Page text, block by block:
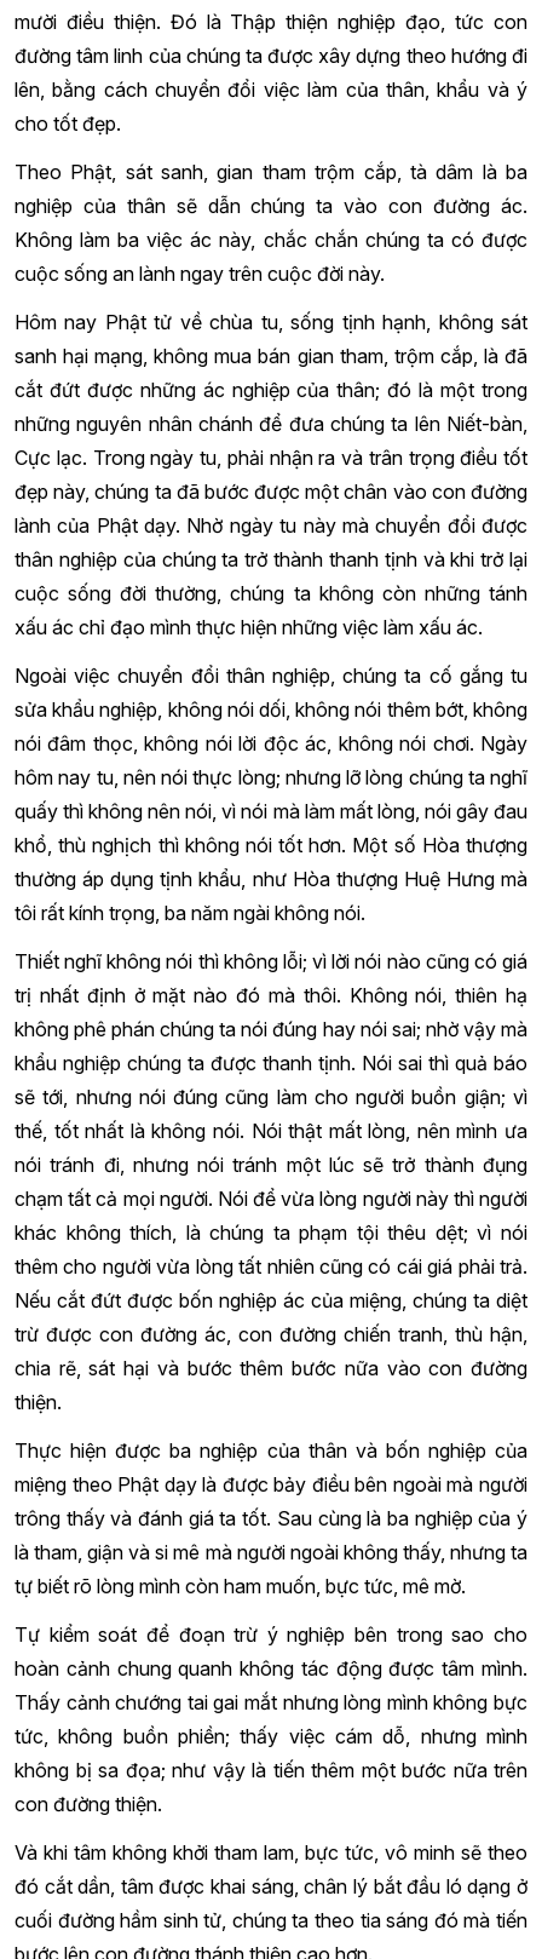
mười điều thiện. Đó là Thập thiện nghiệp đạo, tức con
đường tâm linh của chúng ta được xây dựng theo hướng đi
lên, bằng cách chuyển đổi việc làm của thân, khẩu và ý
cho tốt đẹp.
Theo Phật, sát sanh, gian tham trộm cắp, tà dâm là ba
nghiệp của thân sẽ dẫn chúng ta vào con đường ác.
Không làm ba việc ác này, chắc chắn chúng ta có được
cuộc sống an lành ngay trên cuộc đời này.
Hôm nay Phật tử về chùa tu, sống tịnh hạnh, không sát
sanh hại mạng, không mua bán gian tham, trộm cắp, là đã
cắt đứt được những ác nghiệp của thân; đó là một trong
những nguyên nhân chánh để đưa chúng ta lên Niết-bàn,
Cực lạc. Trong ngày tu, phải nhận ra và trân trọng điều tốt
đẹp này, chúng ta đã bước được một chân vào con đường
lành của Phật dạy. Nhờ ngày tu này mà chuyển đổi được
thân nghiệp của chúng ta trở thành thanh tịnh và khi trở lại
cuộc sống đời thường, chúng ta không còn những tánh
xấu ác chỉ đạo mình thực hiện những việc làm xấu ác.
Ngoài việc chuyển đổi thân nghiệp, chúng ta cố gắng tu
sửa khẩu nghiệp, không nói dối, không nói thêm bớt, không
nói đâm thọc, không nói lời độc ác, không nói chơi. Ngày
hôm nay tu, nên nói thực lòng; nhưng lỡ lòng chúng ta nghĩ
quấy thì không nên nói, vì nói mà làm mất lòng, nói gây đau
khổ, thù nghịch thì không nói tốt hơn. Một số Hòa thượng
thường áp dụng tịnh khẩu, như Hòa thượng Huệ Hưng mà
tôi rất kính trọng, ba năm ngài không nói.
Thiết nghĩ không nói thì không lỗi; vì lời nói nào cũng có giá
trị nhất định ở mặt nào đó mà thôi. Không nói, thiên hạ
không phê phán chúng ta nói đúng hay nói sai; nhờ vậy mà
khẩu nghiệp chúng ta được thanh tịnh. Nói sai thì quả báo
sẽ tới, nhưng nói đúng cũng làm cho người buồn giận; vì
thế, tốt nhất là không nói. Nói thật mất lòng, nên mình ưa
nói tránh đi, nhưng nói tránh một lúc sẽ trở thành đụng
chạm tất cả mọi người. Nói để vừa lòng người này thì người
khác không thích, là chúng ta phạm tội thêu dệt; vì nói
thêm cho người vừa lòng tất nhiên cũng có cái giá phải trả.
Nếu cắt đứt được bốn nghiệp ác của miệng, chúng ta diệt
trừ được con đường ác, con đường chiến tranh, thù hận,
chia rẽ, sát hại và bước thêm bước nữa vào con đường
thiện.
Thực hiện được ba nghiệp của thân và bốn nghiệp của
miệng theo Phật dạy là được bảy điều bên ngoài mà người
trông thấy và đánh giá ta tốt. Sau cùng là ba nghiệp của ý
là tham, giận và si mê mà người ngoài không thấy, nhưng ta
tự biết rõ lòng mình còn ham muốn, bực tức, mê mờ.
Tự kiểm soát để đoạn trừ ý nghiệp bên trong sao cho
hoàn cảnh chung quanh không tác động được tâm mình.
Thấy cảnh chướng tai gai mắt nhưng lòng mình không bực
tức, không buồn phiền; thấy việc cám dỗ, nhưng mình
không bị sa đọa; như vậy là tiến thêm một bước nữa trên
con đường thiện.
Và khi tâm không khởi tham lam, bực tức, vô minh sẽ theo
đó cắt dần, tâm được khai sáng, chân lý bắt đầu ló dạng ở
cuối đường hầm sinh tử, chúng ta theo tia sáng đó mà tiến
bước lên con đường thánh thiện cao hơn.